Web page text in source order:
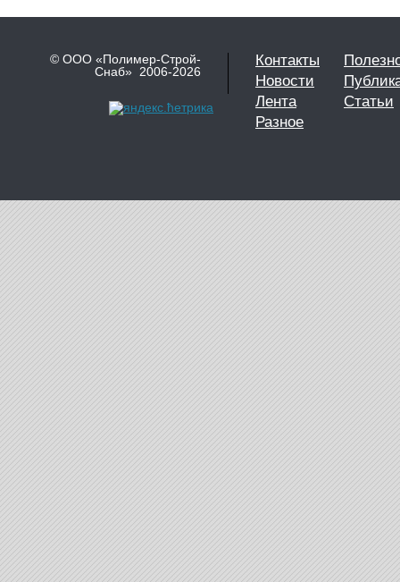
© ООО «Полимер-Строй-
Снаб» 2006-2026
Контакты
Новости
Лента
Статьи
Разное